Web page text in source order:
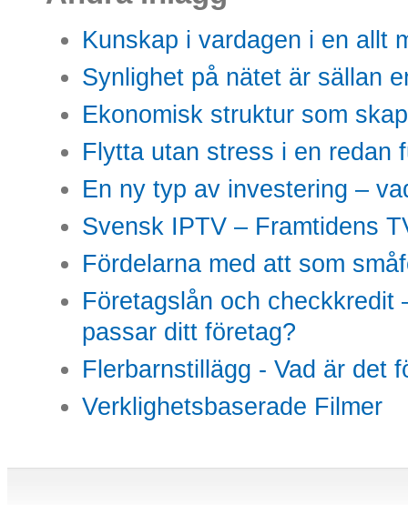
Kunskap i vardagen i en allt
Synlighet på nätet är sällan
Ekonomisk struktur som
Flytta utan stress i en redan
En ny typ av investering –
Svensk IPTV – Framtidens
Fördelarna med att som
Företagslån och checkkredit
passar ditt företag?
Flerbarnstillägg - Vad är det
Verklighetsbaserade Filmer